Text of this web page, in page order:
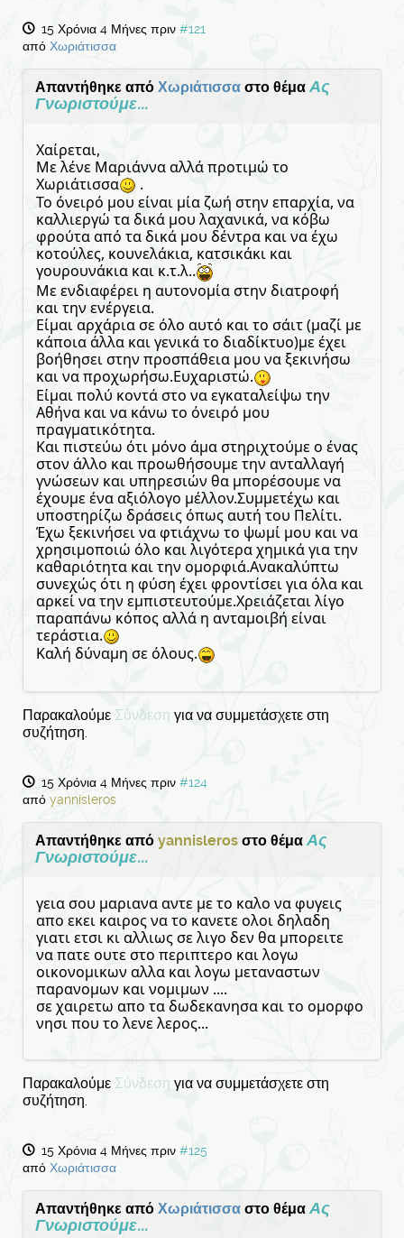
15 Χρόνια 4 Μήνες πριν #121
από Χωριάτισσα
Απαντήθηκε από Χωριάτισσα στο θέμα Ας
Γνωριστούμε...
Χαίρεται,
Με λένε Μαριάννα αλλά προτιμώ το
Χωριάτισσα
.
Το όνειρό μου είναι μία ζωή στην επαρχία, να
καλλιεργώ τα δικά μου λαχανικά, να κόβω
φρούτα από τα δικά μου δέντρα και να έχω
κοτούλες, κουνελάκια, κατσικάκι και
γουρουνάκια και κ.τ.λ..
Με ενδιαφέρει η αυτονομία στην διατροφή
και την ενέργεια.
Είμαι αρχάρια σε όλο αυτό και το σάιτ (μαζί με
κάποια άλλα και γενικά το διαδίκτυο)με έχει
βοήθησει στην προσπάθεια μου να ξεκινήσω
και να προχωρήσω.Ευχαριστώ.
Είμαι πολύ κοντά στο να εγκαταλείψω την
Αθήνα και να κάνω το όνειρό μου
πραγματικότητα.
Και πιστεύω ότι μόνο άμα στηριχτούμε ο ένας
στον άλλο και προωθήσουμε την ανταλλαγή
γνώσεων και υπηρεσιών θα μπορέσουμε να
έχουμε ένα αξιόλογο μέλλον.Συμμετέχω και
υποστηρίζω δράσεις όπως αυτή του Πελίτι.
Έχω ξεκινήσει να φτιάχνω το ψωμί μου και να
χρησιμοποιώ όλο και λιγότερα χημικά για την
καθαριότητα και την ομορφιά.Ανακαλύπτω
συνεχώς ότι η φύση έχει φροντίσει για όλα και
αρκεί να την εμπιστευτούμε.Χρειάζεται λίγο
παραπάνω κόπος αλλά η ανταμοιβή είναι
τεράστια.
Καλή δύναμη σε όλους.
Παρακαλούμε Σύνδεση για να συμμετάσχετε στη
συζήτηση.
15 Χρόνια 4 Μήνες πριν #124
από yannisleros
Απαντήθηκε από yannisleros στο θέμα Ας
Γνωριστούμε...
γεια σου μαριανα αντε με το καλο να φυγεις
απο εκει καιρος να το κανετε ολοι δηλαδη
γιατι ετσι κι αλλιως σε λιγο δεν θα μπορειτε
να πατε ουτε στο περιπτερο και λογω
οικονομικων αλλα και λογω μεταναστων
παρανομων και νομιμων ....
σε χαιρετω απο τα δωδεκανησα και το ομορφο
νησι που το λενε λερος...
Παρακαλούμε Σύνδεση για να συμμετάσχετε στη
συζήτηση.
15 Χρόνια 4 Μήνες πριν #125
από Χωριάτισσα
Απαντήθηκε από Χωριάτισσα στο θέμα Ας
Γνωριστούμε...